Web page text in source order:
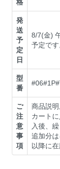
格
発
送
予
定
日
8/7(金)
予定です
型
番
ご
注
意
事
項
商品説
カート
入後、
追加分
以降に